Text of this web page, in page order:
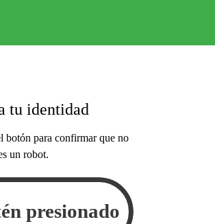
tu identidad
botón para confirmar que no
un robot.